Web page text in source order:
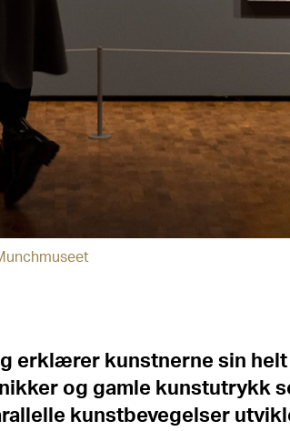
erklærer kunstnerne sin
og gamle kunstutrykk
kunstbevegelser